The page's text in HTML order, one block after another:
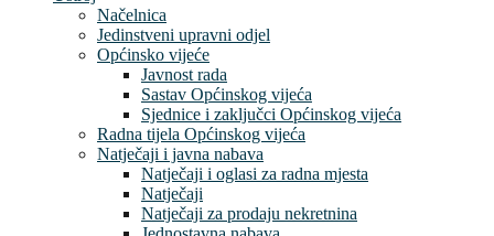
Načelnica
Jedinstveni upravni odjel
Općinsko vijeće
Javnost rada
Sastav Općinskog vijeća
Sjednice i zaključci Općinskog vijeća
Radna tijela Općinskog vijeća
Natječaji i javna nabava
Natječaji i oglasi za radna mjesta
Natječaji
Natječaji za prodaju nekretnina